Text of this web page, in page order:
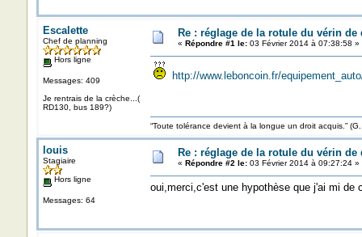
Escalette
Chef de planning
Hors ligne
Messages: 409
Je rentrais de la crèche...(
RD130, bus 189?)
Re : réglage de la rotule du vérin
« Répondre #1 le:03 Février 2014 à 07:38:58 »
http://www.leboncoin.fr/
“Toute tolérance devient à la longue un droit acquis.”
louis
Stagiaire
Hors ligne
Messages: 64
Re : réglage de la rotule du vérin
« Répondre #2 le:03 Février 2014 à 09:27:24 »
oui,merci,c'est une hypothèse que j'ai mi de